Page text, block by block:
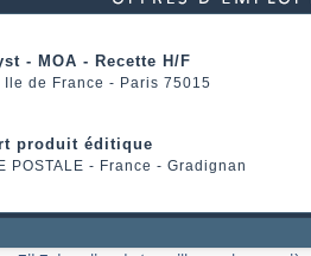
- MOA - Recette H/F
Ile de France - Paris 75015
produit éditique
POSTALE - France - Gradignan